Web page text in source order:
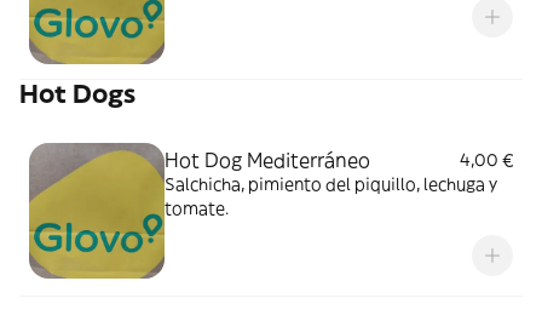
Hot Dogs
Hot Dog Mediterráneo
4,00 €
Salchicha, pimiento del piquillo, lechuga y
tomate.